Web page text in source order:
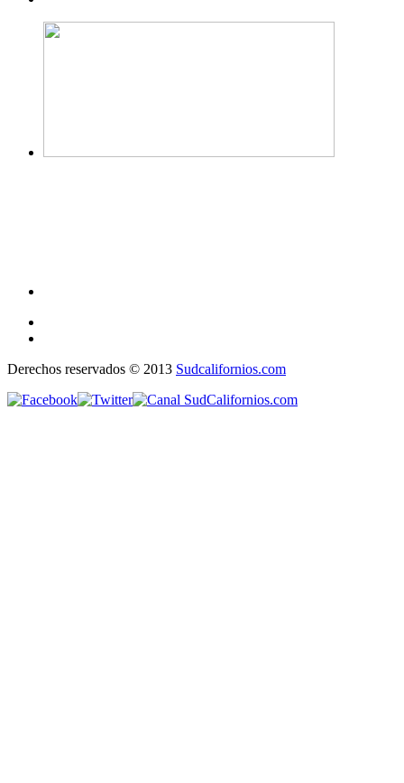
Derechos reservados © 2013 Sudcalifornios.com